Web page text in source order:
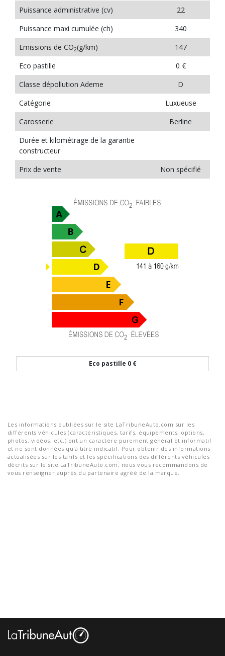
Puissance administrative (cv)
22
Puissance maxi cumulée (ch)
340
Emissions de CO2(g/km)
147
Eco pastille
0 €
Classe dépollution Ademe
D
Catégorie
Luxueuse
Carosserie
Berline
Durée et kilométrage de la garantie
constructeur
Prix de vente
Non spécifié
Eco pastille 0 €
Les informations publiées sur le site LaTribuneAuto.com sur les
différents véhicules (caractéristiques, tarifs, équipements, options,
photos, vidéos, etc.) ont un caractère purement général et informatif
et ne sont données qu'à titre indicatif. Pour obtenir des informations
actualisées sur les tarifs et les spécifications des différents véhicules
décrits sur le site LaTribuneAuto.com, nous vous recommandons de
vous renseigner auprès du partenaire agréé de la marque.